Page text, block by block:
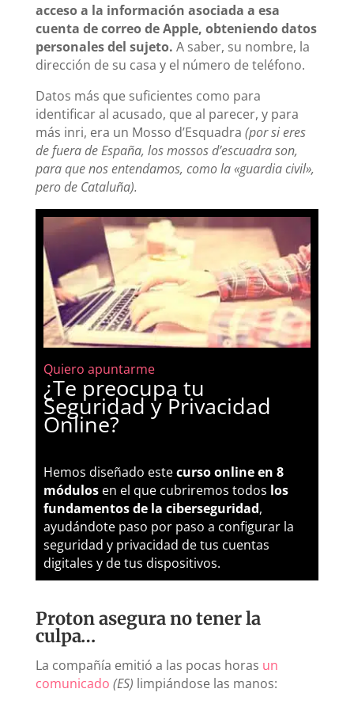
acceso a la información asociada a esa
cuenta de correo de Apple, obteniendo datos
personales del sujeto. A saber, su nombre, la
dirección de su casa y el número de teléfono.
Datos más que suficientes como para
identificar al acusado, que al parecer, y para
más inri, era un Mosso d’Esquadra (por si eres
de fuera de España, los mossos d’escuadra son,
para que nos entendamos, como la «guardia civil»,
pero de Cataluña).
Quiero apuntarme
¿Te preocupa tu
Seguridad y Privacidad
Online?
Hemos diseñado estecurso online en 8
módulosen el que cubriremos todos los
fundamentos de la ciberseguridad,
ayudándote paso por paso a configurar la
seguridad y privacidad de tus cuentas
digitales y de tus dispositivos.
Proton asegura no tener la
culpa…
La compañía emitió a las pocas horas un
comunicado (ES) limpiándose las manos: